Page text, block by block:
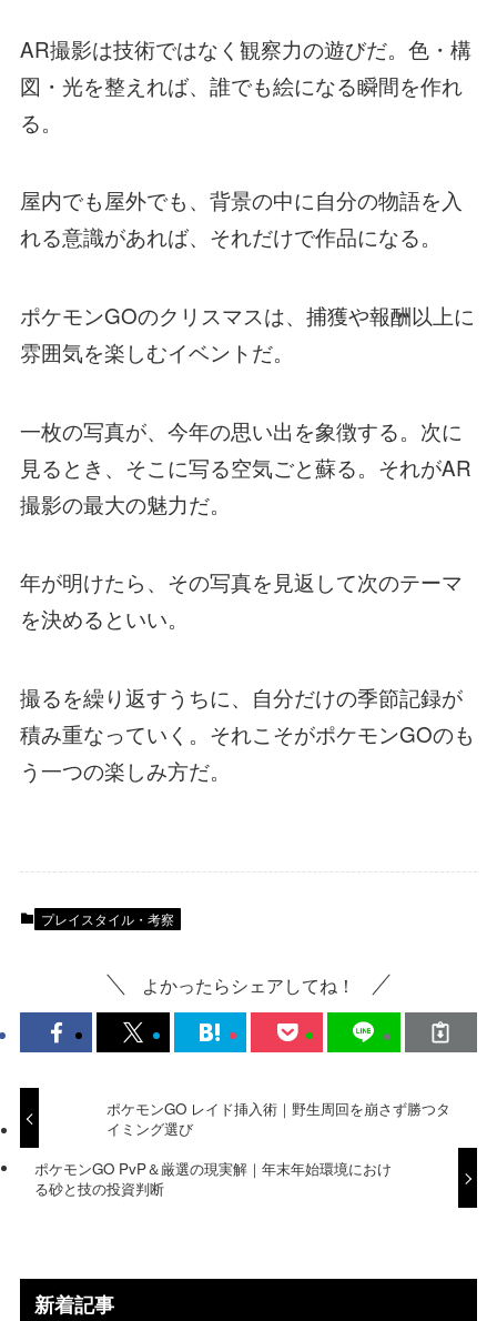
AR撮影は技術ではなく観察力の遊びだ。色・構
図・光を整えれば、誰でも絵になる瞬間を作れ
る。
屋内でも屋外でも、背景の中に自分の物語を入
れる意識があれば、それだけで作品になる。
ポケモンGOのクリスマスは、捕獲や報酬以上に
雰囲気を楽しむイベントだ。
一枚の写真が、今年の思い出を象徴する。次に
見るとき、そこに写る空気ごと蘇る。それがAR
撮影の最大の魅力だ。
年が明けたら、その写真を見返して次のテーマ
を決めるといい。
撮るを繰り返すうちに、自分だけの季節記録が
積み重なっていく。それこそがポケモンGOのも
う一つの楽しみ方だ。
プレイスタイル・考察
よかったらシェアしてね！
ポケモンGO レイド挿入術｜野生周回を崩さず勝つタ
イミング選び
ポケモンGO PvP＆厳選の現実解｜年末年始環境におけ
る砂と技の投資判断
新着記事